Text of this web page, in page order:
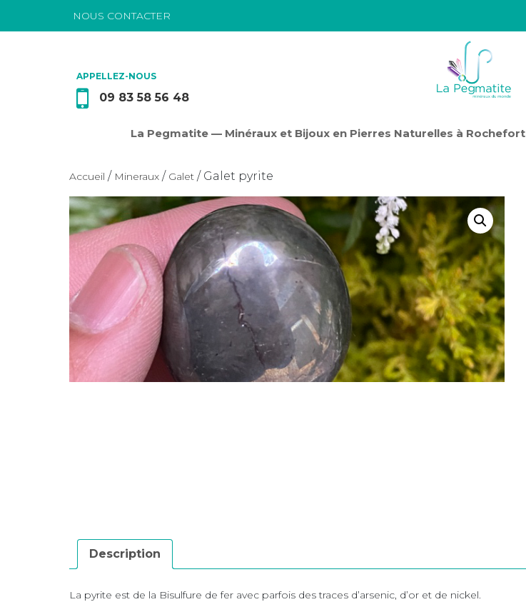
NOUS CONTACTER
APPELLEZ-NOUS
09 83 58 56 48
La Pegmatite — Minéraux et Bijoux en Pierres Naturelles à Rochefort
Accueil / Mineraux / Galet / Galet pyrite
Description
La pyrite est de la Bisulfure de fer avec parfois des traces d’arsenic, d’or et de nickel.